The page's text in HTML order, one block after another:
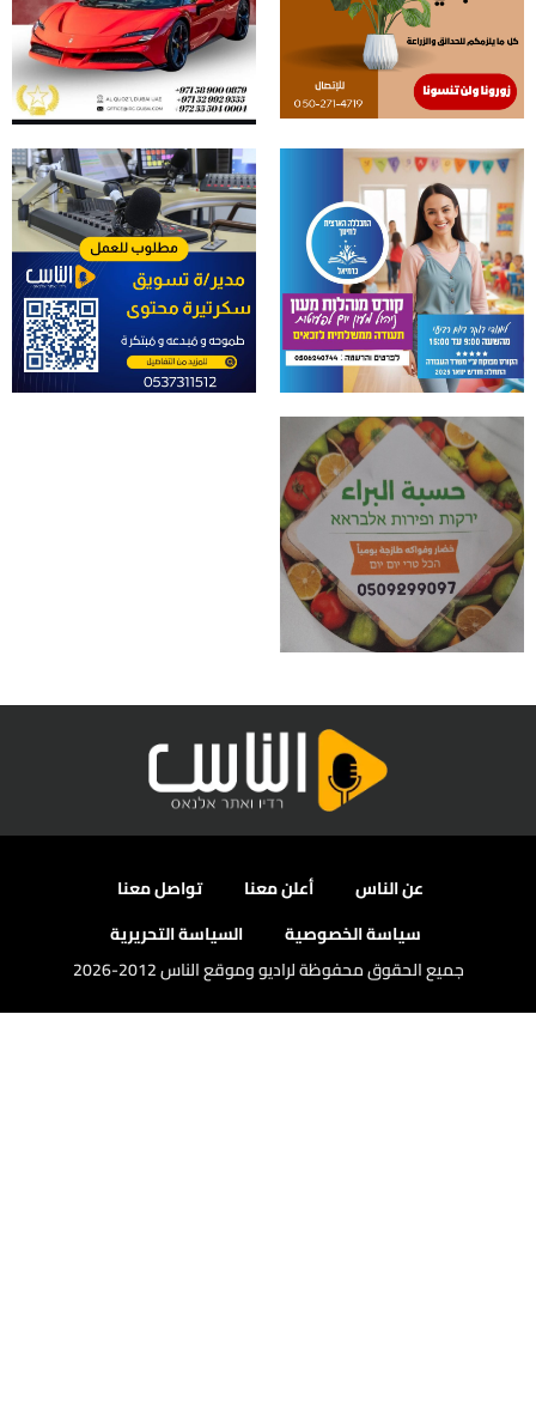
عن الناس أعلن معنا
تواصل معنا
سياسة الخصوصية
السياسة التحريرية
جميع الحقوق محفوظة لراديو وموقع الناس 2012-2026